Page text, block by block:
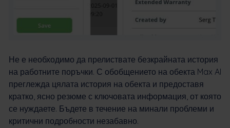
Не е необходимо да прелиствате безкрайната история
на работните поръчки. С обобщението на обекта Max AI
преглежда цялата история на обекта и предоставя
кратко, ясно резюме с ключовата информация, от която
се нуждаете. Бъдете в течение на минали проблеми и
критични подробности незабавно.